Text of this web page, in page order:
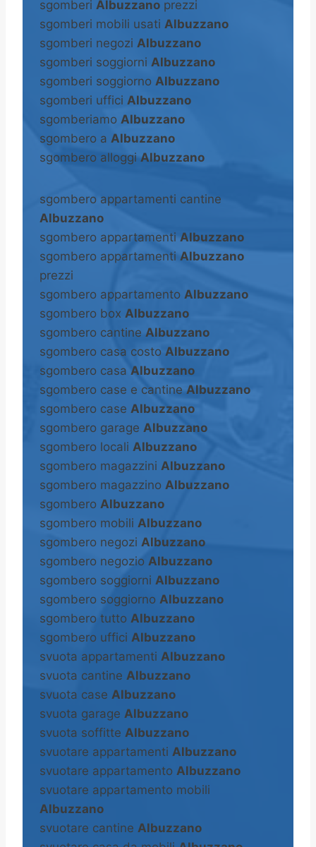
sgomberi Albuzzano prezzi
sgomberi mobili usati Albuzzano
sgomberi negozi Albuzzano
sgomberi soggiorni Albuzzano
sgomberi soggiorno Albuzzano
sgomberi uffici Albuzzano
sgomberiamo Albuzzano
sgombero a Albuzzano
sgombero alloggi Albuzzano
sgombero appartamenti cantine
Albuzzano
sgombero appartamenti Albuzzano
sgombero appartamenti Albuzzano
prezzi
sgombero appartamento Albuzzano
sgombero box Albuzzano
sgombero cantine Albuzzano
sgombero casa costo Albuzzano
sgombero casa Albuzzano
sgombero case e cantine Albuzzano
sgombero case Albuzzano
sgombero garage Albuzzano
sgombero locali Albuzzano
sgombero magazzini Albuzzano
sgombero magazzino Albuzzano
sgombero Albuzzano
sgombero mobili Albuzzano
sgombero negozi Albuzzano
sgombero negozio Albuzzano
sgombero soggiorni Albuzzano
sgombero soggiorno Albuzzano
sgombero tutto Albuzzano
sgombero uffici Albuzzano
svuota appartamenti Albuzzano
svuota cantine Albuzzano
svuota case Albuzzano
svuota garage Albuzzano
svuota soffitte Albuzzano
svuotare appartamenti Albuzzano
svuotare appartamento Albuzzano
svuotare appartamento mobili
Albuzzano
svuotare cantine Albuzzano